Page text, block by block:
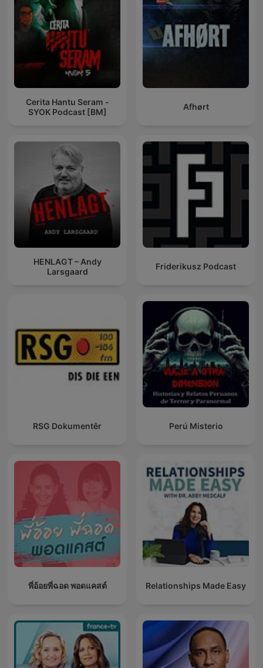
Cerita Hantu Seram -
SYOK Podcast [BM]
Afhørt
HENLAGT – Andy
Larsgaard
Friderikusz Podcast
RSG Dokumentêr Perú Misterio
พี่อ้อยพี่ฉอด พอดแคสต์ Relationships Made Easy